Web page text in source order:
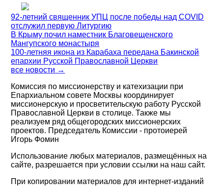
92-летний священник УПЦ после победы над COVID
отслужил первую Литургию
В Крыму почил наместник Благовещенского
Мангупского монастыря
100-летняя икона из Карабаха передана Бакинской
епархии Русской Православной Церкви
все новости →
Комиссия по миссионерству и катехизации при
Епархиальном совете Москвы координирует
миссионерскую и просветительскую работу Русской
Православной Церкви в столице. Также мы
реализуем ряд общегородских миссионерских
проектов. Председатель Комиссии - протоиерей
Игорь Фомин
Использование любых материалов, размещённых на
сайте, разрешается при условии ссылки на наш сайт.
При копировании материалов для интернет-изданий